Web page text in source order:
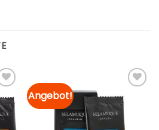
Angebot!
Merkliste
hinzufügen